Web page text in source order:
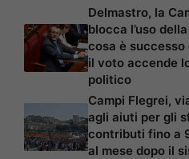
Delmastro, la
blocca l’uso
cosa è successo
il voto accende
politico
Campi Flegrei,
agli aiuti per gli
contributi fino a
al mese dopo il